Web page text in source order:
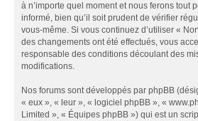
à n’importe quel moment et nous ferons tout
informé, bien qu’il soit prudent de vérifier
vous-même. Si vous continuez d’utiliser «
des changements ont été effectués, vous
responsable des conditions découlant des
modifications.
Nos forums sont développés par phpBB
« eux », « leur », « logiciel phpBB », «
Limited », « Équipes phpBB ») qui est un